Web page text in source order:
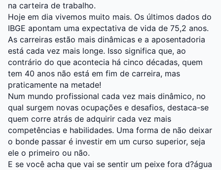
na carteira de trabalho.
Hoje em dia vivemos muito mais. Os últimos dados do
IBGE apontam uma expectativa de vida de 75,2 anos.
As carreiras estão mais dinâmicas e a aposentadoria
está cada vez mais longe. Isso significa que, ao
contrário do que acontecia há cinco décadas, quem
tem 40 anos não está em fim de carreira, mas
praticamente na metade!
Num mundo profissional cada vez mais dinâmico, no
qual surgem novas ocupações e desafios, destaca-se
quem corre atrás de adquirir cada vez mais
competências e habilidades. Uma forma de não deixar
o bonde passar é investir em um curso superior, seja
ele o primeiro ou não.
E se você acha que vai se sentir um peixe fora d?água